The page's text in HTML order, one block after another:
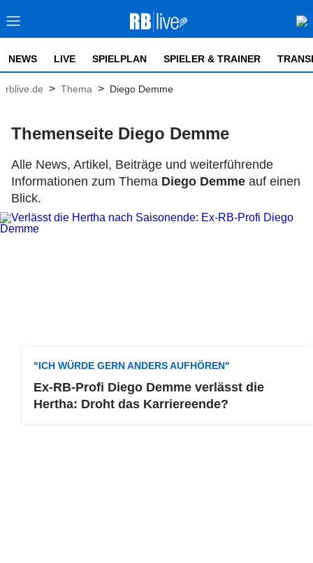
NEWS LIVE SPIELPLAN SPIELER & TRAINER
rblive.de > Thema > Diego Demme
Themenseite Diego Demme
Alle News, Artikel, Beiträge und weiterführende
Informationen zum Thema Diego Demme auf einen
Blick.
"ICH WÜRDE GERN ANDERS AUFHÖREN"
Ex-RB-Profi Diego Demme verlässt die
Hertha: Droht das Karriereende?